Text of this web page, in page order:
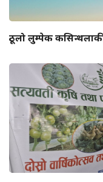
ठूलो लुम्पेक